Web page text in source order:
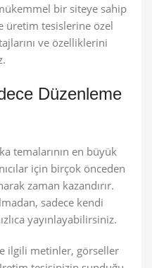
bir siteye sahip
üretim tesislerine özel
ve özelliklerini
Düzenleme
temalarının en büyük
için birçok önceden
zaman kazandırır.
sadece kendi
yayınlayabilirsiniz.
ilgili metinler, görseller